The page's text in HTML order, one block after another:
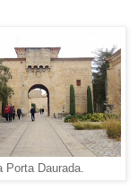
Porta Daurada.